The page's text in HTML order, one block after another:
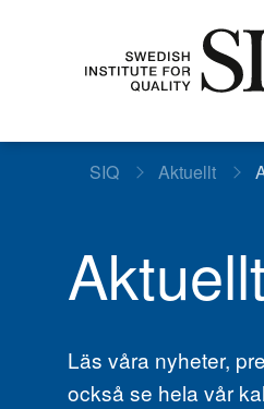
SIQ Aktuellt
Läs våra nyheter,
också se hela vår